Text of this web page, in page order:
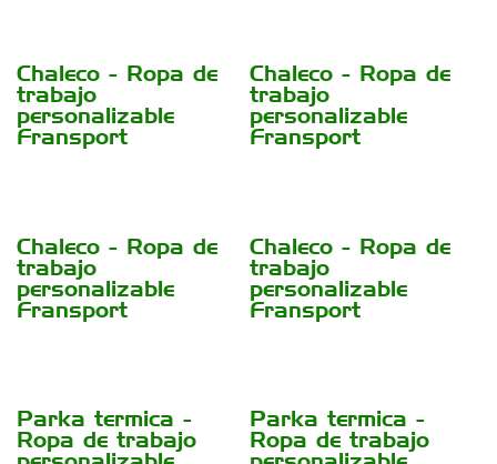
Chaleco - Ropa de
trabajo
personalizable
Fransport
Chaleco - Ropa de
trabajo
personalizable
Fransport
Chaleco - Ropa de
trabajo
personalizable
Fransport
Chaleco - Ropa de
trabajo
personalizable
Fransport
Parka termica -
Ropa de trabajo
Parka termica -
Ropa de trabajo